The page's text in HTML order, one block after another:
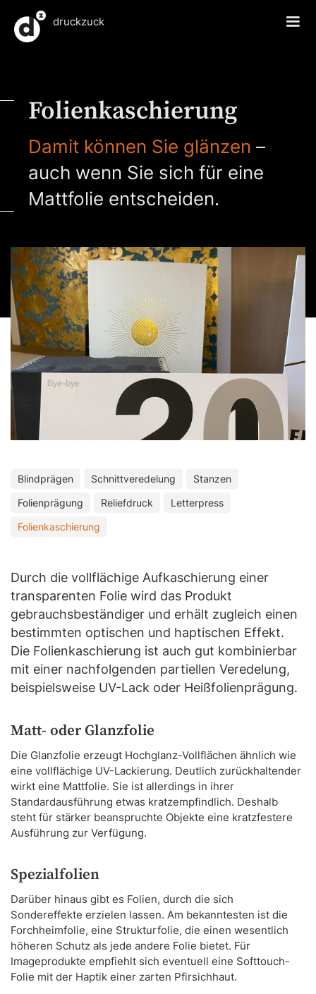
druckzuck
Folienkaschierung
Damit können Sie glänzen –
auch wenn Sie sich für eine
Mattfolie entscheiden.
Blindprägen Schnittveredelung
Stanzen
Folienprägung
Reliefdruck
Letterpress
Folienkaschierung
Durch die vollflächige Aufkaschierung einer
transparenten Folie wird das Produkt
gebrauchsbeständiger und erhält zugleich einen
bestimmten optischen und haptischen Effekt.
Die Folienkaschierung ist auch gut kombinierbar
mit einer nachfolgenden partiellen Veredelung,
beispielsweise UV-Lack oder Heißfolienprägung.
Matt- oder Glanzfolie
Die Glanzfolie erzeugt Hochglanz-Vollflächen ähnlich wie
eine vollflächige UV-Lackierung. Deutlich zurückhaltender
wirkt eine Mattfolie. Sie ist allerdings in ihrer
Standardausführung etwas kratzempfindlich. Deshalb
steht für stärker beanspruchte Objekte eine kratzfestere
Ausführung zur Verfügung.
Spezialfolien
Darüber hinaus gibt es Folien, durch die sich
Sondereffekte erzielen lassen. Am bekanntesten ist die
Forchheimfolie, eine Strukturfolie, die einen wesentlich
höheren Schutz als jede andere Folie bietet. Für
Imageprodukte empfiehlt sich eventuell eine Softtouch-
Folie mit der Haptik einer zarten Pfirsichhaut.